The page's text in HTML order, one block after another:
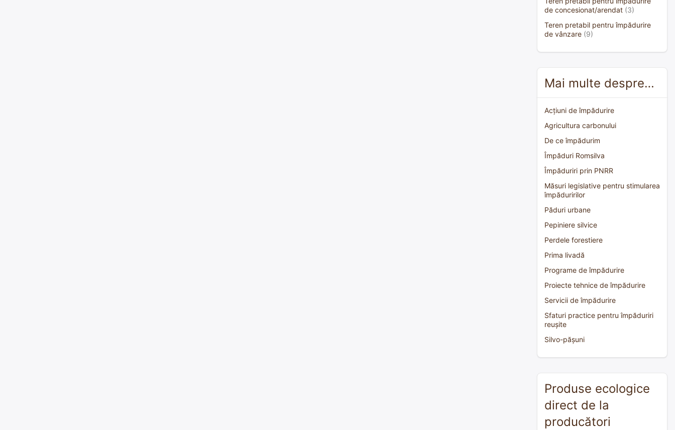
de concesionat/arendat (3)
Teren pretabil pentru împădurire
de vânzare (9)
Mai multe despre…
Acțiuni de împădurire
Agricultura carbonului
De ce împădurim
Împăduri Romsilva
Împăduriri prin PNRR
Măsuri legislative pentru stimularea
împăduririlor
Păduri urbane
Pepiniere silvice
Perdele forestiere
Prima livadă
Programe de împădurire
Proiecte tehnice de împădurire
Servicii de împădurire
Sfaturi practice pentru împăduriri
reușite
Silvo-pășuni
Produse ecologice
direct de la
producători